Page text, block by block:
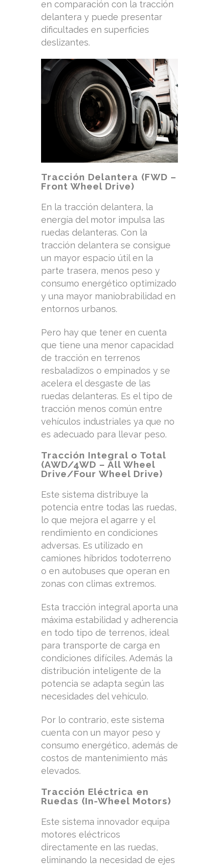
en comparación con la tracción
delantera y puede presentar
dificultades en superficies
deslizantes.
Tracción Delantera (FWD –
Front Wheel Drive)
En la tracción delantera, la
energía del motor impulsa las
ruedas delanteras. Con la
tracción delantera se consigue
un mayor espacio útil en la
parte trasera, menos peso y
consumo energético optimizado
y una mayor maniobrabilidad en
entornos urbanos.
Pero hay que tener en cuenta
que tiene una menor capacidad
de tracción en terrenos
resbaladizos o empinados y se
acelera el desgaste de las
ruedas delanteras. Es el tipo de
tracción menos común entre
vehículos industriales ya que no
es adecuado para llevar peso.
Tracción Integral o Total
(AWD/4WD – All Wheel
Drive/Four Wheel Drive)
Este sistema distribuye la
potencia entre todas las ruedas,
lo que mejora el agarre y el
rendimiento en condiciones
adversas. Es utilizado en
camiones híbridos todoterreno
o en autobuses que operan en
zonas con climas extremos.
Esta tracción integral aporta una
máxima estabilidad y adherencia
en todo tipo de terrenos, ideal
para transporte de carga en
condiciones difíciles. Además la
distribución inteligente de la
potencia se adapta según las
necesidades del vehículo.
Por lo contrario, este sistema
cuenta con un mayor peso y
consumo energético, además de
costos de mantenimiento más
elevados.
Tracción Eléctrica en
Ruedas (In-Wheel Motors)
Este sistema innovador equipa
motores eléctricos
directamente en las ruedas,
eliminando la necesidad de ejes